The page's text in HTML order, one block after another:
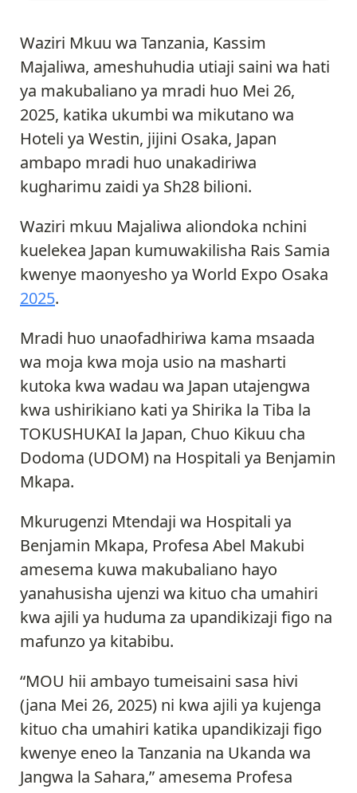
Waziri Mkuu wa Tanzania, Kassim
Majaliwa, ameshuhudia utiaji saini wa hati
ya makubaliano ya mradi huo Mei 26,
2025, katika ukumbi wa mikutano wa
Hoteli ya Westin, jijini Osaka, Japan
ambapo mradi huo unakadiriwa
kugharimu zaidi ya Sh28 bilioni.
Waziri mkuu Majaliwa aliondoka nchini
kuelekea Japan kumuwakilisha Rais Samia
kwenye maonyesho ya World Expo Osaka
2025.
Mradi huo unaofadhiriwa kama msaada
wa moja kwa moja usio na masharti
kutoka kwa wadau wa Japan utajengwa
kwa ushirikiano kati ya Shirika la Tiba la
TOKUSHUKAI la Japan, Chuo Kikuu cha
Dodoma (UDOM) na Hospitali ya Benjamin
Mkapa.
Mkurugenzi Mtendaji wa Hospitali ya
Benjamin Mkapa, Profesa Abel Makubi
amesema kuwa makubaliano hayo
yanahusisha ujenzi wa kituo cha umahiri
kwa ajili ya huduma za upandikizaji figo na
mafunzo ya kitabibu.
“MOU hii ambayo tumeisaini sasa hivi
(jana Mei 26, 2025) ni kwa ajili ya kujenga
kituo cha umahiri katika upandikizaji figo
kwenye eneo la Tanzania na Ukanda wa
Jangwa la Sahara,” amesema Profesa